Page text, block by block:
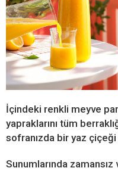
İçindeki renkli meyve
yapraklarını tüm
sofranızda bir yaz çiçeği
Sunumlarında